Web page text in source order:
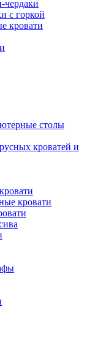
чердаки
с горкой
кровати
столы
кроватей и
кровати